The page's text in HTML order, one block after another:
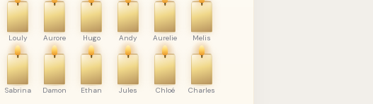
Louly Aurore Hugo Andy Aurelie Melis
Sabrina Damon Ethan Jules Chloé Charles